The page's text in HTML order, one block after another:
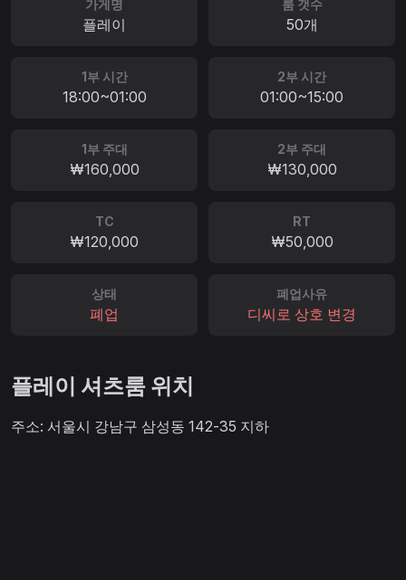
가게명
플레이
룸 갯수
50개
1부 시간
18:00~01:00
2부 시간
01:00~15:00
1부 주대
₩160,000
2부 주대
₩130,000
TC
₩120,000
RT
₩50,000
상태
폐업
폐업사유
디씨로 상호 변경
플레이 셔츠룸 위치
주소: 서울시 강남구 삼성동 142-35 지하